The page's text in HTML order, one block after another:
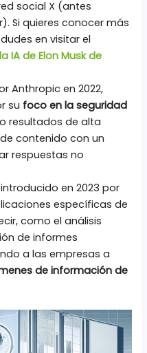
social X (antes
Si quieres conocer más
en visitar el
IA de Elon Musk de
Anthropic en 2022,
su foco en la seguridad
resultados de alta
contenido con un
respuestas no
en 2023 por
específicas de
como el análisis
de informes
a las empresas a
de información de